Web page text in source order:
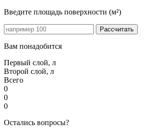
Введите площадь поверхности (м²)
Рассчитать
Вам понадобится
Первый слой, л
Второй слой, л
Всего
0
0
0
Остались вопросы?